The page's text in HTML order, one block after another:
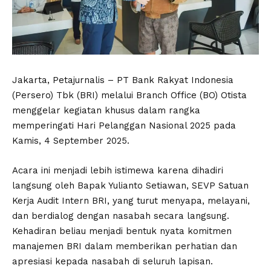
Jakarta, Petajurnalis – PT Bank Rakyat Indonesia
(Persero) Tbk (BRI) melalui Branch Office (BO) Otista
menggelar kegiatan khusus dalam rangka
memperingati Hari Pelanggan Nasional 2025 pada
Kamis, 4 September 2025.
Acara ini menjadi lebih istimewa karena dihadiri
langsung oleh Bapak Yulianto Setiawan, SEVP Satuan
Kerja Audit Intern BRI, yang turut menyapa, melayani,
dan berdialog dengan nasabah secara langsung.
Kehadiran beliau menjadi bentuk nyata komitmen
manajemen BRI dalam memberikan perhatian dan
apresiasi kepada nasabah di seluruh lapisan.